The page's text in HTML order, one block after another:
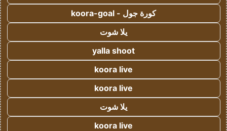
كورة جول - koora-goal
يلا شوت
yalla shoot
koora live
koora live
يلا شوت
koora live